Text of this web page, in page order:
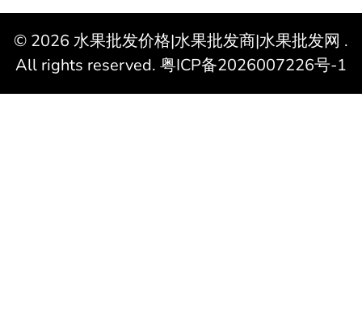
© 2026 水果批发价格|水果批发商|水果批发网 .
All rights reserved. 粤ICP备2026007226号-1